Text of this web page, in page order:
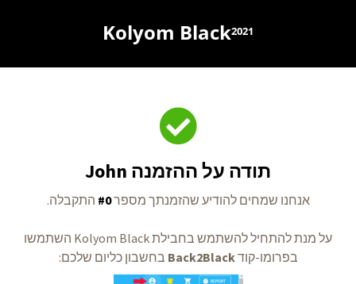
Kolyom Black2021
תודה על ההזמנה John
אנחנו שמחים להודיע שהזמנתך מספר#0 התקבלה.
על מנת להתחיל להשתמש בחבילת Kolyom Black השתמשו
בפרומו-קודBack2Black בחשבון כליום שלכם: